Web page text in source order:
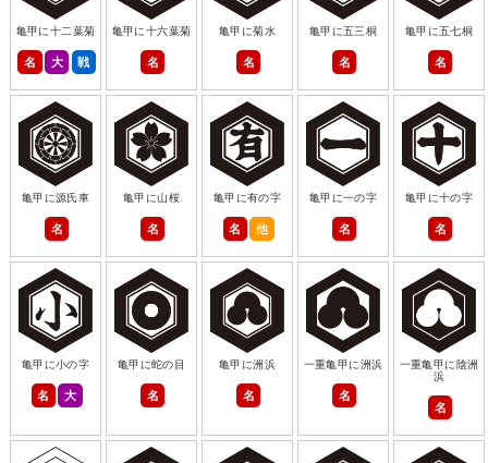
亀甲に十二葉菊
名 大 戦
亀甲に十六葉菊
名
亀甲に菊水
名
亀甲に五三桐
名
亀甲に五七桐
名
亀甲に源氏車
名
亀甲に山桜
名
亀甲に有の字
名 他
亀甲に一の字
名
亀甲に十の字
名
亀甲に小の字
名 大
亀甲に蛇の目
名
亀甲に洲浜
名
一重亀甲に洲浜
名
一重亀甲に陰洲
浜
名